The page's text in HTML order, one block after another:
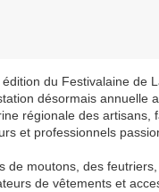
du Festivalaine de
désormais annuelle
régionale des artisans,
et professionnels
de moutons, des
de vêtements et